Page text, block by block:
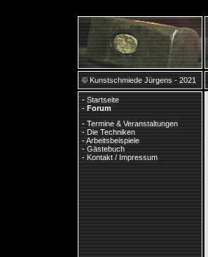
© Kunstschmiede Jürgens - 2021
-Startseite
-Forum
-Termine & Veranstaltungen
-Die Techniken
-Arbeitsbeispiele
-Gästebuch
-Kontakt / Impressum